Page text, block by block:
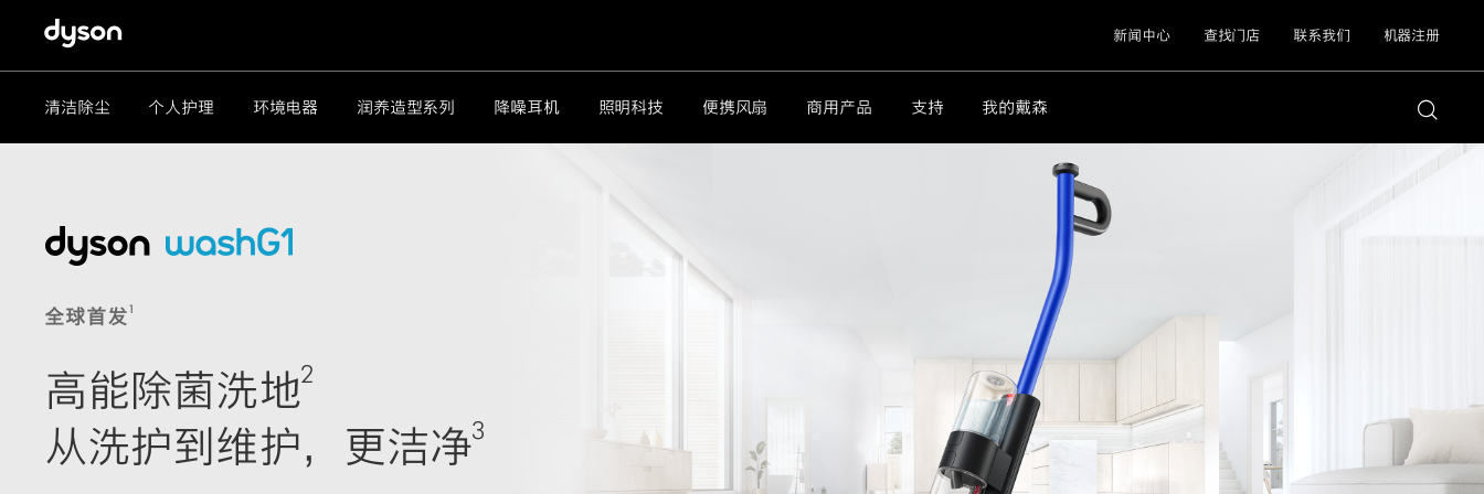
清洁除尘 个人护理 环境电器 润养造型系列 降噪耳机 照明科技 便携风扇 商用产品 支持 我的戴森
新闻中心 查找门店 联系我们 机器注册
全球首发1
高能除菌洗地2
从洗护到维护，更洁净3